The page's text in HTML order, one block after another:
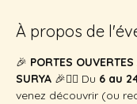
À propos de
🎉 PORTES
SURYA 🎉🧘‍♀️ Du 6 au
venez découvrir (ou